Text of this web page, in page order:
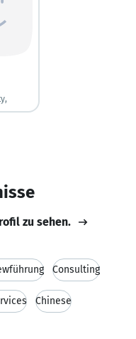
zu sehen.
Consulting
Chinese